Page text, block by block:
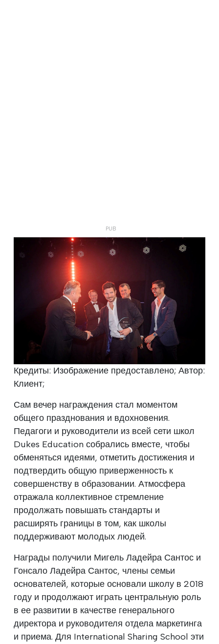
Кредиты: Изображение предоставлено; Автор:
Клиент;
Сам вечер награждения стал моментом
общего празднования и вдохновения.
Педагоги и руководители из всей сети школ
Dukes Education собрались вместе, чтобы
обменяться идеями, отметить достижения и
подтвердить общую приверженность к
совершенству в образовании. Атмосфера
отражала коллективное стремление
продолжать повышать стандарты и
расширять границы в том, как школы
поддерживают молодых людей.
Награды получили Мигель Ладейра Сантос и
Гонсало Ладейра Сантос, члены семьи
основателей, которые основали школу в 2018
году и продолжают играть центральную роль
в ее развитии в качестве генерального
директора и руководителя отдела маркетинга
и приема. Для International Sharing School эти